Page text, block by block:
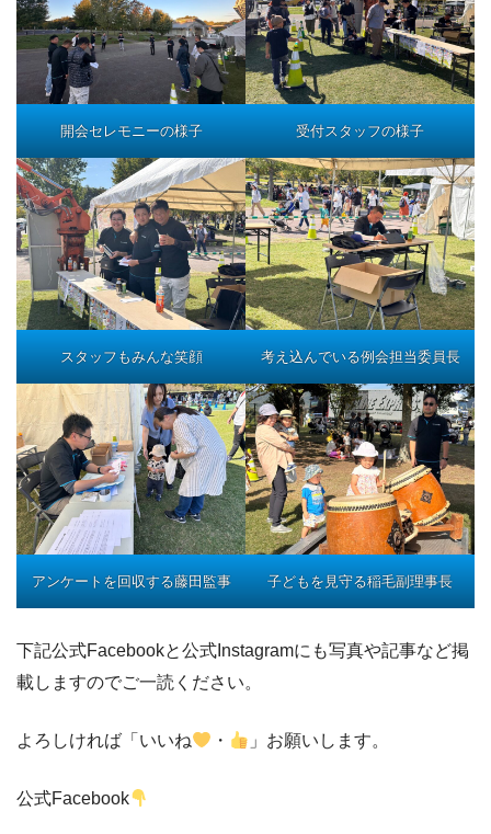
開会セレモニーの様子 受付スタッフの様子
スタッフもみんな笑顔 考え込んでいる例会担当委員長
アンケートを回収する藤田監事 子どもを見守る稲毛副理事長
下記公式Facebookと公式Instagramにも写真や記事など掲
載しますのでご一読ください。
よろしければ「いいね ・ 」お願いします。
公式Facebook